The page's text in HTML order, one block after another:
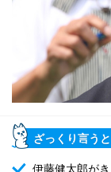
ざっくり言うと
伊藤健太郎が